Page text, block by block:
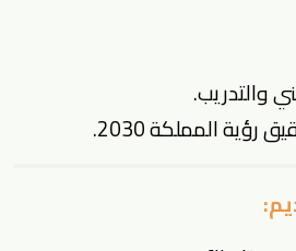
والتدريب.
المملكة 2030.